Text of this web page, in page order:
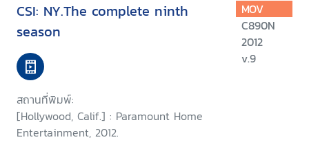
CSI: NY.The complete ninth
season
สถานที่พิมพ์:
[Hollywood, Calif.] : Paramount Home
Entertainment, 2012.
MOV
C890N
2012
v.9